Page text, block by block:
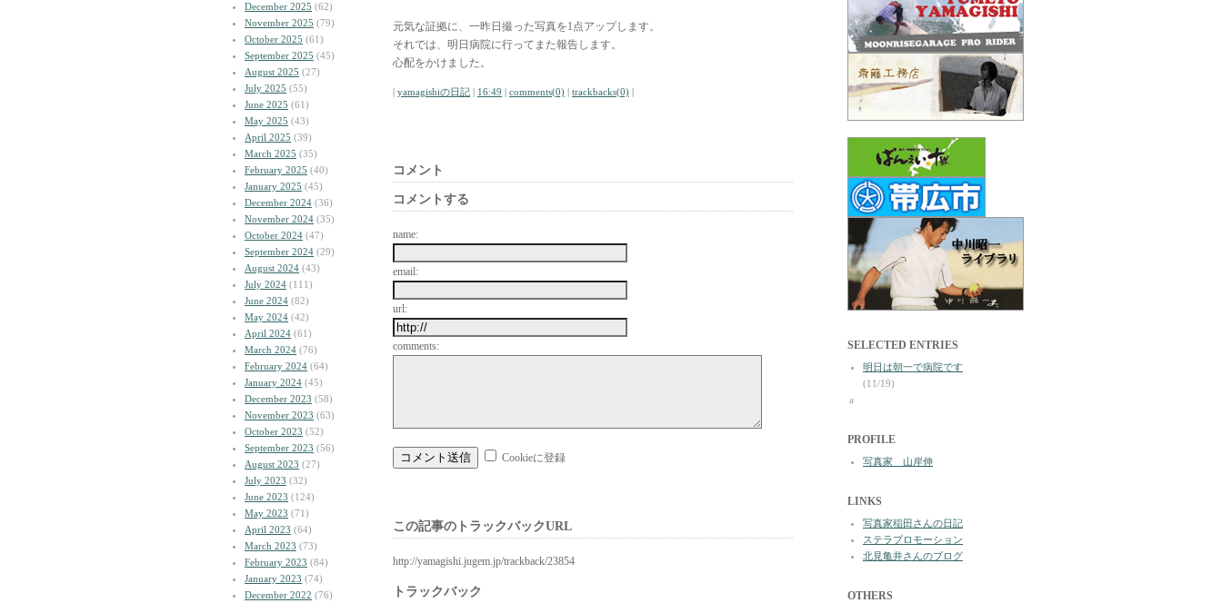
December 2025 (62)
November 2025 (79)
October 2025 (61)
September 2025 (45)
August 2025 (27)
July 2025 (55)
June 2025 (61)
May 2025 (43)
April 2025 (39)
March 2025 (35)
February 2025 (40)
January 2025 (45)
December 2024 (36)
November 2024 (35)
October 2024 (47)
September 2024 (29)
August 2024 (43)
July 2024 (111)
June 2024 (82)
May 2024 (42)
April 2024 (61)
March 2024 (76)
February 2024 (64)
January 2024 (45)
December 2023 (58)
November 2023 (63)
October 2023 (52)
September 2023 (56)
August 2023 (27)
July 2023 (32)
June 2023 (124)
May 2023 (71)
April 2023 (64)
March 2023 (73)
February 2023 (84)
January 2023 (74)
December 2022 (76)
元気な証拠に、一昨日撮った写真を1点アップします。
それでは、明日病院に行ってまた報告します。
心配をかけました。
| yamagishiの日記 | 16:49 | comments(0) | trackbacks(0) |
コメント
コメントする
name:
email:
url:
comments:
Cookieに登録
この記事のトラックバックURL
http://yamagishi.jugem.jp/trackback/23854
トラックバック
SELECTED ENTRIES
明日は朝一で病院です
(11/19)
a
PROFILE
写真家 山岸伸
LINKS
写真家稲田さんの日記
ステラプロモーション
北見亀井さんのブログ
OTHERS